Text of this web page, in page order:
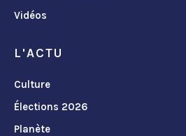
Vidéos
L'ACTU
Culture
Élections 2026
Planète